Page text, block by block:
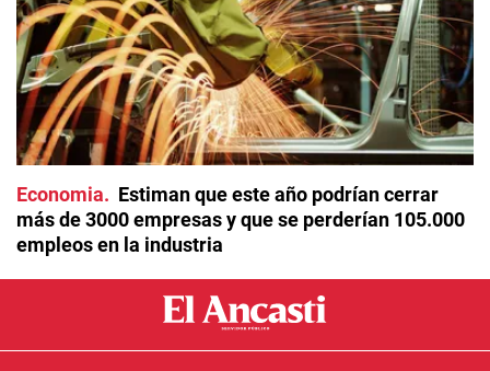
Economia
Estiman que este año podrían cerrar
más de 3000 empresas y que se perderían 105.000
empleos en la industria